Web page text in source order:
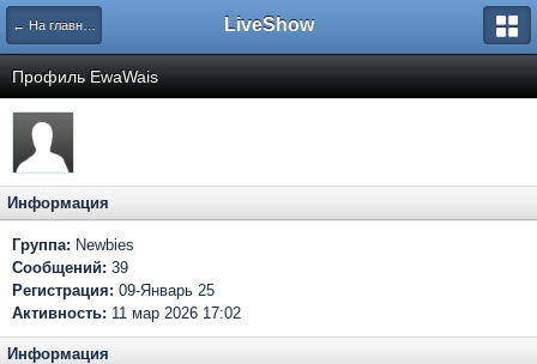
← На главную LiveShow
Профиль EwaWais
Информация
Группа: Newbies
Сообщений: 39
Регистрация: 09-Январь 25
Активность: 11 мар 2026 17:02
Информация